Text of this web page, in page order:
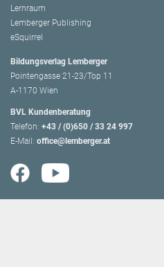
Lernraum
Lemberger Publishing
eSquirrel
Bildungsverlag Lemberger
Pointengasse 21-23/Top 11
A-1170 Wien
BVL Kundenberatung
Telefon: +43 / (0)650 / 33 24 997
E-Mail: office@lemberger.at